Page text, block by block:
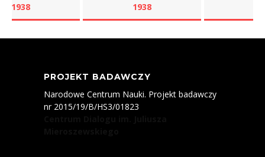
1938
1938
PROJEKT BADAWCZY
Narodowe Centrum Nauki. Projekt badawczy
nr 2015/19/B/HS3/01823